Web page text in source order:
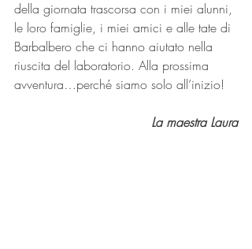
della giornata trascorsa con i miei alunni,
le loro famiglie, i miei amici e alle tate di
Barbalbero che ci hanno aiutato nella
riuscita del laboratorio. Alla prossima
avventura…perché siamo solo all’inizio!
La maestra Laura